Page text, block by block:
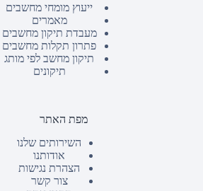
ייעוץ מומחי מחשבים
מאמרים
מעבדת תיקון מחשבים
פתרון תקלות מחשבים
תיקון מחשב לפי מותג
תיקונים
מפת האתר
השירותים שלנו
אודותנו
הצהרת נגישות
צור קשר